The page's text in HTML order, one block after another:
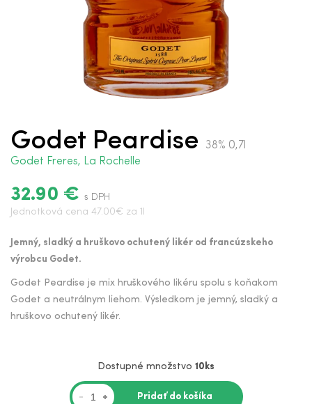
Godet Peardise
38% 0,7l
Godet Freres, La Rochelle
32.90 € s DPH
Jednotková cena 47.00€ za 1l
Jemný, sladký a hruškovo ochutený likér od francúzskeho
výrobcu Godet.
Godet Peardise je mix hruškového likéru spolu s koňakom
Godet a neutrálnym liehom. Výsledkom je jemný, sladký a
hruškovo ochutený likér.
Dostupné množstvo 10ks
- + Pridať do košíka